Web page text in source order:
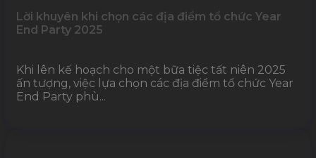
Lời khuyên khi chọn các địa điểm tổ chức Year
End Party 2025
Khi lên kế hoạch cho một bữa tiệc tất niên 2025
ấn tượng, việc lựa chọn các địa điểm tổ chức Year
End Party phù...